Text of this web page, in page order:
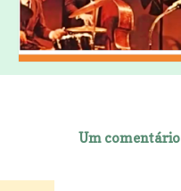
Um comentário